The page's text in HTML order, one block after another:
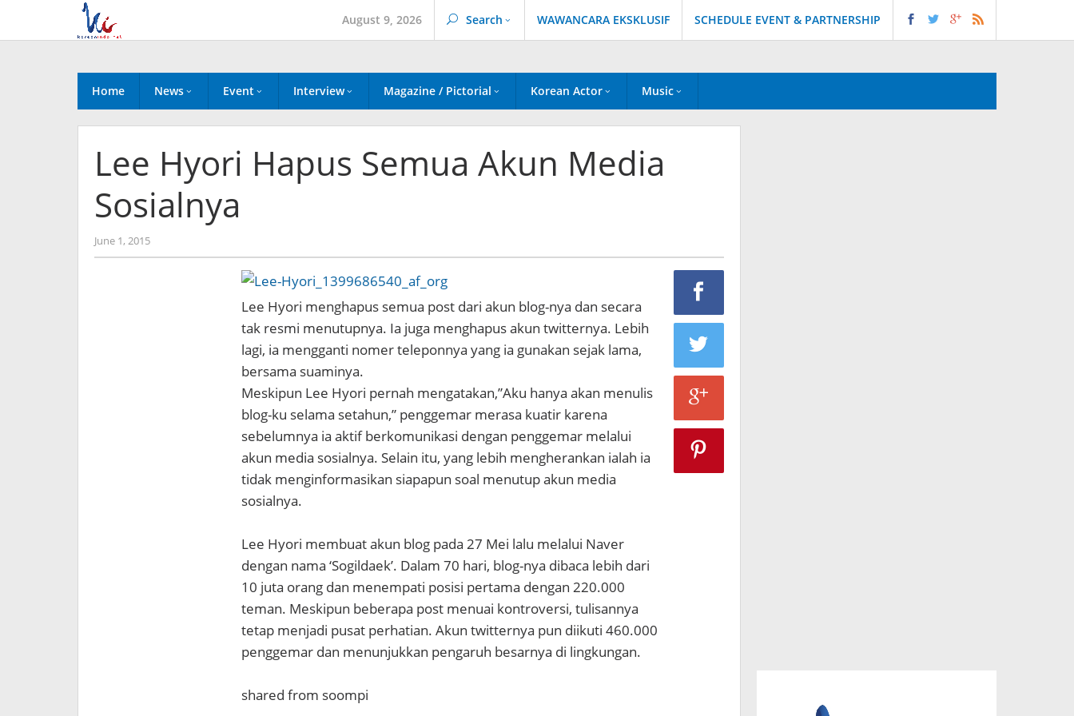
content
August 9, 2026 Search WAWANCARA EKSKLUSIF SCHEDULE EVENT & PARTNERSHIP
Home News Event Interview Magazine / Pictorial Korean Actor Music
Lee Hyori Hapus Semua Akun Media
Sosialnya
June 1, 2015by
Koreanindo
Lee Hyori menghapus semua post dari akun blog-nya dan secara
tak resmi menutupnya. Ia juga menghapus akun twitternya. Lebih
lagi, ia mengganti nomer teleponnya yang ia gunakan sejak lama,
bersama suaminya.
Meskipun Lee Hyori pernah mengatakan,”Aku hanya akan menulis
blog-ku selama setahun,” penggemar merasa kuatir karena
sebelumnya ia aktif berkomunikasi dengan penggemar melalui
akun media sosialnya. Selain itu, yang lebih mengherankan ialah ia
tidak menginformasikan siapapun soal menutup akun media
sosialnya.
Lee Hyori membuat akun blog pada 27 Mei lalu melalui Naver
dengan nama ‘Sogildaek’. Dalam 70 hari, blog-nya dibaca lebih dari
10 juta orang dan menempati posisi pertama dengan 220.000
teman. Meskipun beberapa post menuai kontroversi, tulisannya
tetap menjadi pusat perhatian. Akun twitternya pun diikuti 460.000
penggemar dan menunjukkan pengaruh besarnya di lingkungan.
shared from soompi